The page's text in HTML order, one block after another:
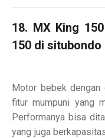
18. MX King
150 di situbondo
Motor bebek dengan
fitur mumpuni yang
Performanya bisa
yang juga